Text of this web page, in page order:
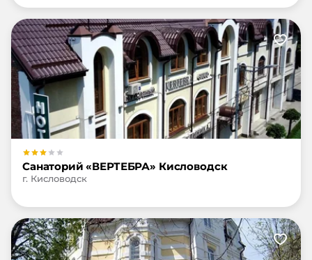
Санаторий «ВЕРТЕБРА» Кисловодск
г. Кисловодск